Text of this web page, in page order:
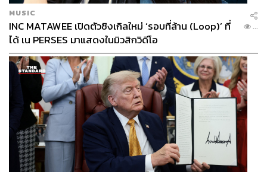
MUSIC
INC MATAWEE เปิดตัวซิงเกิลใหม่ ‘รอบที่ล้าน (Loop)’ ที่
ได้ เน PERSES มาแสดงในมิวสิกวิดีโอ
...